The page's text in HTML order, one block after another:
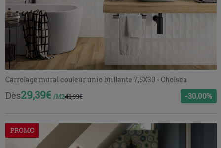
Carrelage mural couleur unie brillante 7,5X30 - Chelsea
Dès29,39€ /M241,99€ -30,00%
PROMO